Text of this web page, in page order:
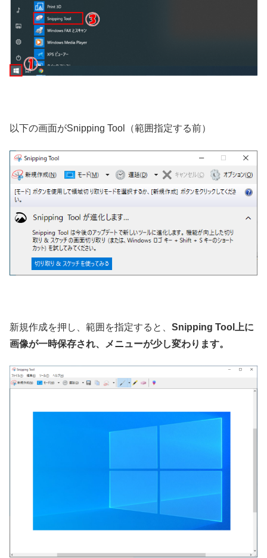
以下の画面がSnipping Tool（範囲指定する前）
新規作成を押し、範囲を指定すると、 Snipping Tool上に
画像が一時保存され、メニューが少し変わります。